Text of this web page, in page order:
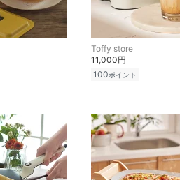
Toffy store
11,000円
100ポイント